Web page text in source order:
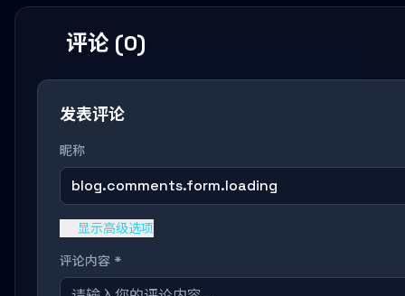
评论 (0)
发表评论
昵称
blog.comments.form.loading
显示高级选项
评论内容 *